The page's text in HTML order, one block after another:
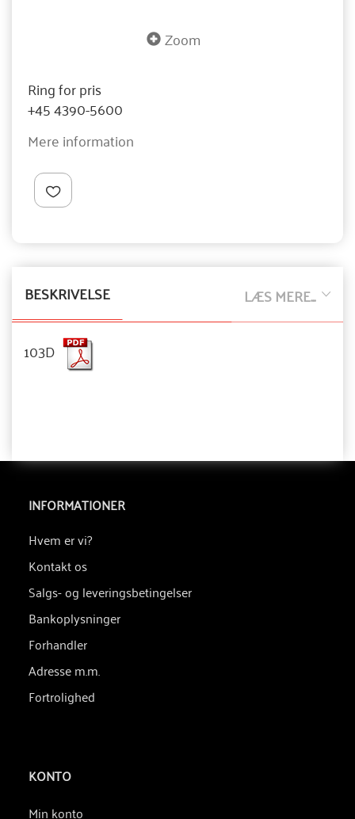
Zoom
Ring for pris
+45 4390-5600
Mere information
LÆS MERE...
BESKRIVELSE
103D
INFORMATIONER
Hvem er vi?
Kontakt os
Salgs- og leveringsbetingelser
Bankoplysninger
Forhandler
Adresse m.m.
Fortrolighed
KONTO
Min konto